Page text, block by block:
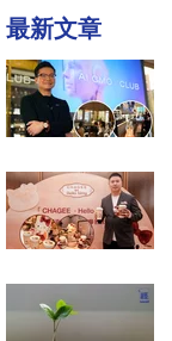
最新文章